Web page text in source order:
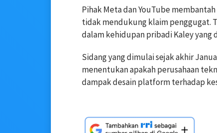
Pihak Meta dan YouTube
tidak mendukung klaim penggugat.
dalam kehidupan pribadi Kaley
Sidang yang dimulai sejak akhir
menentukan apakah perusahaan
dampak desain platform terhadap